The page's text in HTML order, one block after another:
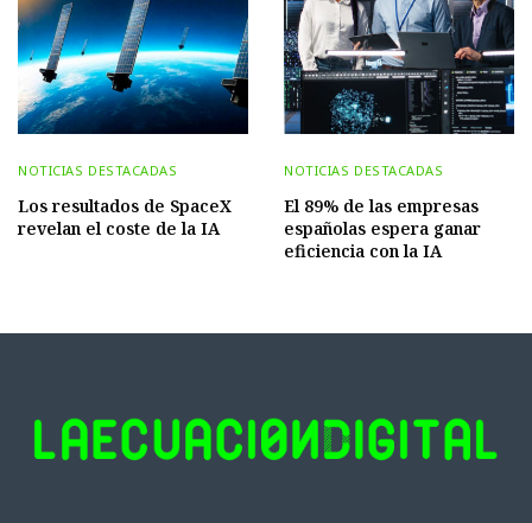
NOTICIAS DESTACADAS
Los resultados de SpaceX
revelan el coste de la IA
NOTICIAS DESTACADAS
El 89% de las empresas
españolas espera ganar
eficiencia con la IA